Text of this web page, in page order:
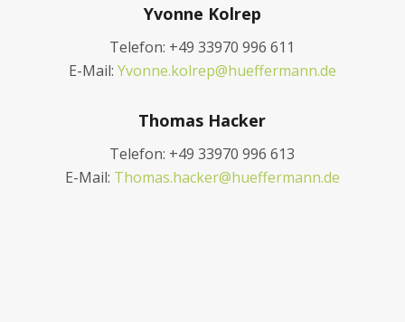
Yvonne Kolrep
Telefon: +49 33970 996 611
E-Mail: Yvonne.kolrep@hueffermann.de
Thomas Hacker
Telefon: +49 33970 996 613
E-Mail: Thomas.hacker@hueffermann.de